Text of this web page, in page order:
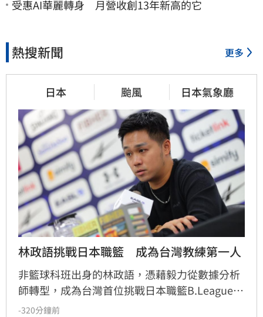
受惠AI華麗轉身 月營收創13年新高的它
熱搜新聞 更多
日本 颱風 日本氣象廳
林政語挑戰日本職籃　成為台灣教練第一人
非籃球科班出身的林政語，憑藉毅力從數據分析
師轉型，成為台灣首位挑戰日本職籃B.League的
教練。他曾助新北國王奪下兩座冠軍，並在美籍
-320分鐘前